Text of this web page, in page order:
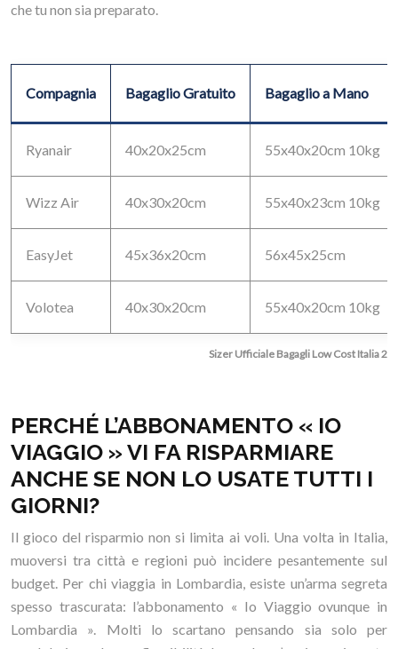
che tu non sia preparato.
Sizer Ufficiale Bagagli Low Cost Italia
Compagnia Bagaglio Gratuito Bagaglio a Mano
Ryanair 40x20x25cm 55x40x20cm 10kg
Wizz Air 40x30x20cm 55x40x23cm 10kg
EasyJet 45x36x20cm 56x45x25cm
Volotea 40x30x20cm 55x40x20cm 10kg
PERCHÉ L’ABBONAMENTO « IO
VIAGGIO » VI FA RISPARMIARE
ANCHE SE NON LO USATE TUTTI I
GIORNI?
Il gioco del risparmio non si limita ai voli. Una volta in Italia,
muoversi tra città e regioni può incidere pesantemente sul
budget. Per chi viaggia in Lombardia, esiste un’arma segreta
spesso trascurata: l’abbonamento « Io Viaggio ovunque in
Lombardia ». Molti lo scartano pensando sia solo per